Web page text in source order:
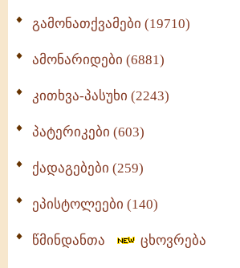
გამონათქვამები (19710)
ამონარიდები (6881)
კითხვა-პასუხი (2243)
პატერიკები (603)
ქადაგებები (259)
ეპისტოლეები (140)
წმინდანთა ცხოვრება